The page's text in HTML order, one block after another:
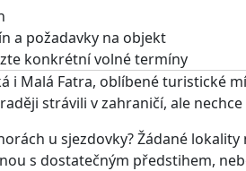
a požadavky na objekt
konkrétní volné termíny
i Malá Fatra, oblíbené turistické
strávili v zahraničí, ale
u sjezdovky? Žádané
s dostatečným předstihem,